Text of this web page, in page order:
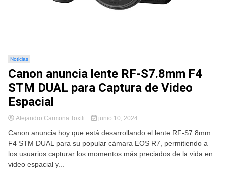
Noticias
Canon anuncia lente RF-S7.8mm F4
STM DUAL para Captura de Video
Espacial
Alejandro Carmona Toxtli junio 10, 2024
Canon anuncia hoy que está desarrollando el lente RF-S7.8mm
F4 STM DUAL para su popular cámara EOS R7, permitiendo a
los usuarios capturar los momentos más preciados de la vida en
video espacial y...